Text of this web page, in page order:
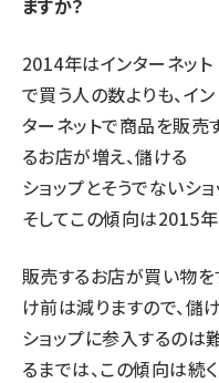
ますか？
2014年はインターネット
で買う人の数よりも、イン
ターネットで商品を販売
るお店が増え、儲ける
ショップとそうでないシ
そしてこの傾向は2015年
販売するお店が買い物を
け前は減りますので、儲
ショップに参入するのは
るまでは、この傾向は続